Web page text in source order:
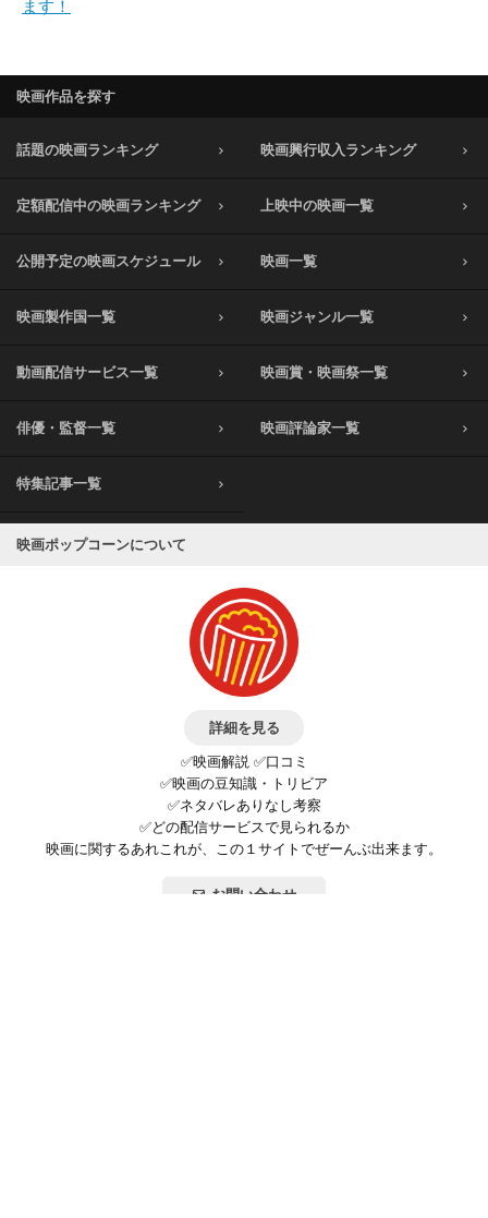
ます！
映画作品を探す
話題の映画ランキング 映画興行収入ランキング
定額配信中の映画ランキング 上映中の映画一覧
公開予定の映画スケジュール 映画一覧
映画製作国一覧 映画ジャンル一覧
動画配信サービス一覧 映画賞・映画祭一覧
俳優・監督一覧 映画評論家一覧
特集記事一覧
映画ポップコーンについて
詳細を見る
✅映画解説 ✅口コミ
✅映画の豆知識・トリビア
✅ネタバレありなし考察
✅どの配信サービスで見られるか
映画に関するあれこれが、この１サイトでぜーんぶ出来ます。
お問い合わせ